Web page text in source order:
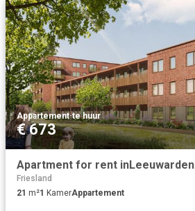
Appartement·te huur
€ 673
Apartment for rent inLeeuwarden
Friesland
21 m²1 KamerAppartement